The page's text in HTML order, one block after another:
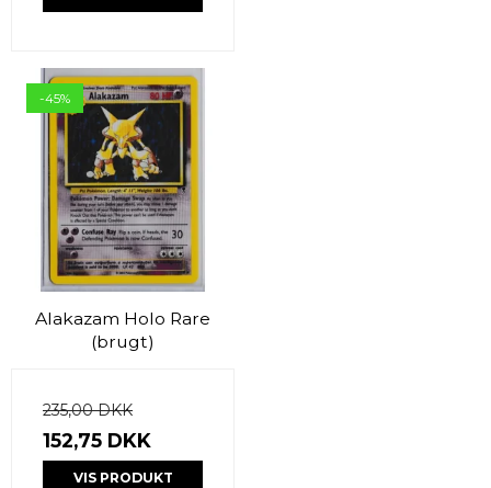
-45%
Alakazam Holo Rare
(brugt)
235,00 DKK
152,75 DKK
VIS PRODUKT